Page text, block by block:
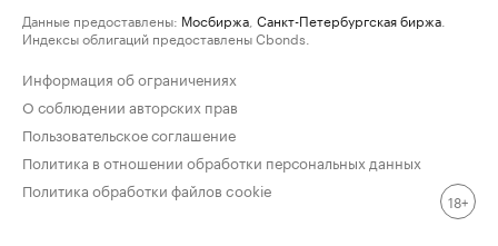
Данные предоставлены: Мосбиржа Санкт-Петербургская биржа
Индексы облигаций предоставлены Cbonds.
Информация об ограничениях
О соблюдении авторских прав
Пользовательское соглашение
Политика в отношении обработки персональных данных
Политика обработки файлов cookie
18+